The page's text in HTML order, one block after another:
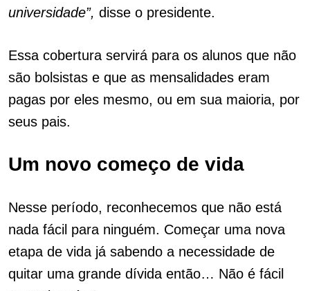
universidade”, disse o presidente.
Essa cobertura servirá para os alunos que não
são bolsistas e que as mensalidades eram
pagas por eles mesmo, ou em sua maioria, por
seus pais.
Um novo começo de vida
Nesse período, reconhecemos que não está
nada fácil para ninguém. Começar uma nova
etapa de vida já sabendo a necessidade de
quitar uma grande dívida então… Não é fácil